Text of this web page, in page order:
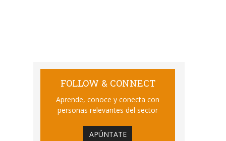
FOLLOW & CONNECT
Aprende, conoce y conecta con
personas relevantes del sector
APÚNTATE